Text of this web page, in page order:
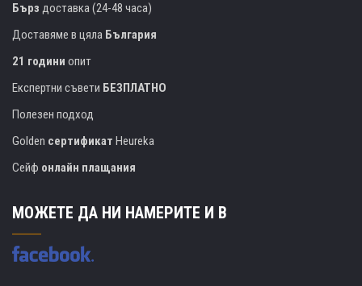
Бърз доставка (24-48 часа)
Доставяме в цяла България
21 години опит
Експертни съвети БЕЗПЛАТНО
Полезен подход
Golden сертификат Heureka
Сейф онлайн плащания
МОЖЕТЕ ДА НИ НАМЕРИТЕ И В